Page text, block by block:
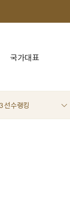
국가대표
선수랭킹